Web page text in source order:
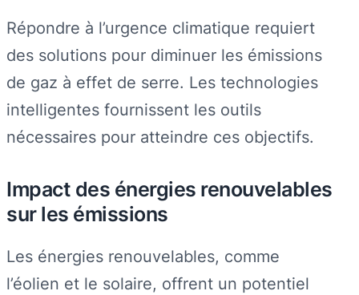
Répondre à l’urgence climatique requiert
des solutions pour diminuer les émissions
de gaz à effet de serre. Les technologies
intelligentes fournissent les outils
nécessaires pour atteindre ces objectifs.
Impact des énergies renouvelables
sur les émissions
Les énergies renouvelables, comme
l’éolien et le solaire, offrent un potentiel